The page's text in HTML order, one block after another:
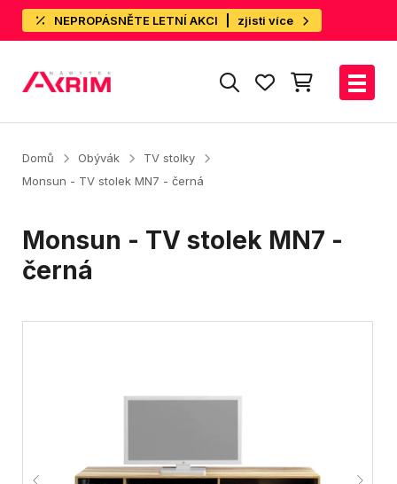
NEPROPÁSNĚTE LETNÍ AKCI zjisti více
Domů Obývák
TV stolky
Monsun - TV stolek MN7 - černá
Monsun - TV stolek MN7 -
černá